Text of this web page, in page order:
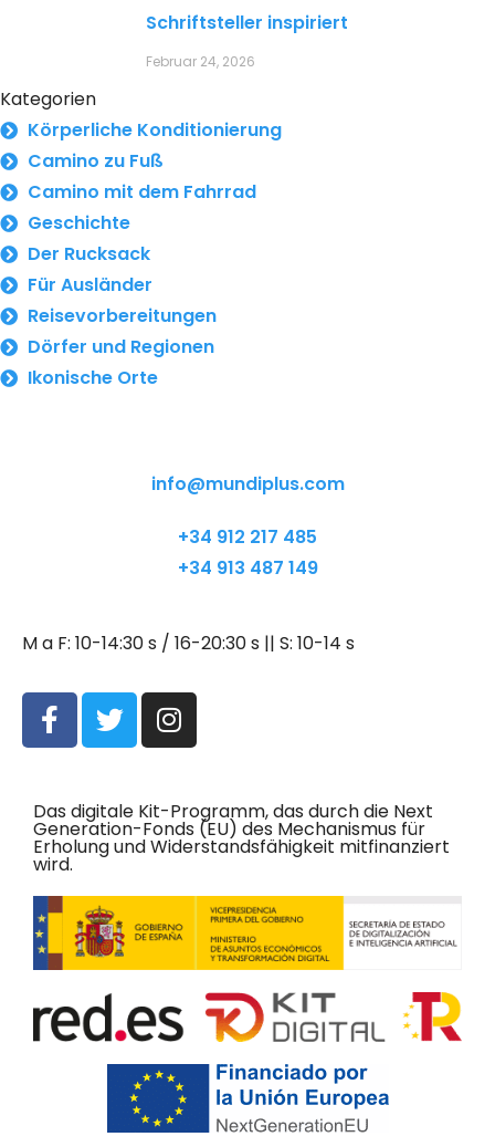
Schriftsteller inspiriert
Februar 24, 2026
Kategorien
Körperliche Konditionierung
Camino zu Fuß
Camino mit dem Fahrrad
Geschichte
Der Rucksack
Für Ausländer
Reisevorbereitungen
Dörfer und Regionen
Ikonische Orte
info@mundiplus.com
+34 912 217 485
+34 913 487 149
M a F: 10-14:30 s / 16-20:30 s || S: 10-14 s
Das digitale Kit-Programm, das durch die Next
Generation-Fonds (EU) des Mechanismus für
Erholung und Widerstandsfähigkeit mitfinanziert
wird.